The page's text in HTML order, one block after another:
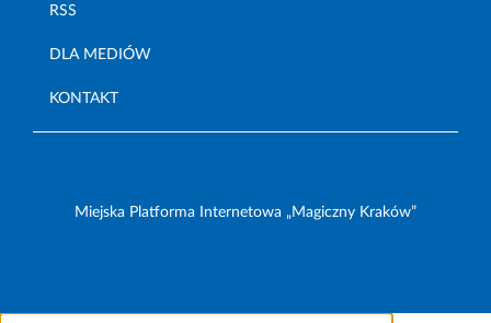
RSS
DLA MEDIÓW
KONTAKT
Miejska Platforma Internetowa „Magiczny Kraków”